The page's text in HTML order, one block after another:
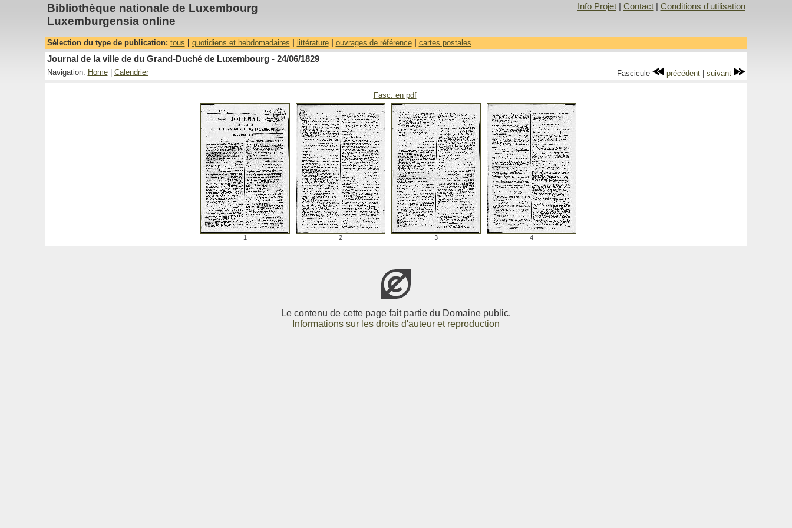
Bibliothèque nationale de Luxembourg
Luxemburgensia online
Info Projet| Contact| Conditions d'utilisation
Sélection du type de publication: tous quotidiens et hebdomadaires littérature| ouvrages de référence| cartes postales
Journal de la ville de du Grand-Duché de Luxembourg - 24/06/1829
Navigation: Home| Calendrier Fascicule précédent| suivant
Fasc. en pdf
1 2 3 4
Le contenu de cette page fait partie du Domaine public.
Informations sur les droits d'auteur et reproduction